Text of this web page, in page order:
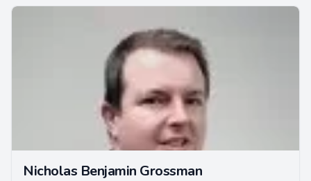
Nicholas Benjamin Grossman